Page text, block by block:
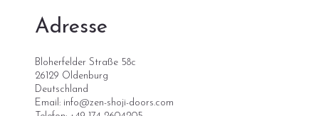
Adresse
Bloherfelder Straße 58c
26129 Oldenburg
Deutschland
Email: info@zen-shoji-doors.com